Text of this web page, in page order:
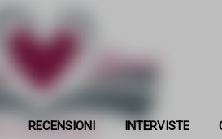
RECENSIONI INTERVISTE